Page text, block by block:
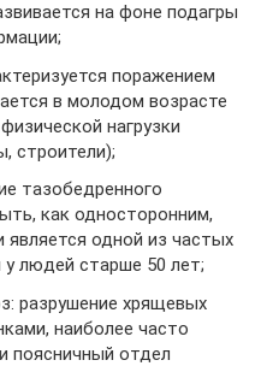
на фоне подагры
поражением
в молодом возрасте
нагрузки
строители);
тазобедренного
как односторонним,
является одной из частых
у людей старше 50 лет;
разрушение хрящевых
наиболее часто
поясничный отдел